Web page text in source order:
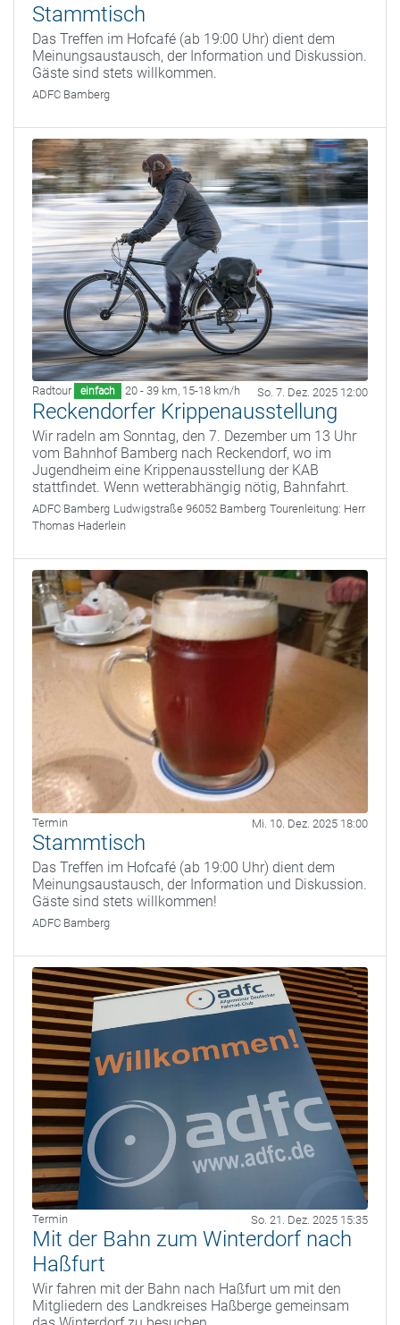
Stammtisch
Das Treffen im Hofcafé (ab 19:00 Uhr) dient dem
Meinungsaustausch, der Information und Diskussion.
Gäste sind stets willkommen.
ADFC Bamberg
Radtour einfach 20 - 39 km, 15-18 km/h So. 7. Dez. 2025 12:00
Reckendorfer Krippenausstellung
Wir radeln am Sonntag, den 7. Dezember um 13 Uhr
vom Bahnhof Bamberg nach Reckendorf, wo im
Jugendheim eine Krippenausstellung der KAB
stattfindet. Wenn wetterabhängig nötig, Bahnfahrt.
ADFC Bamberg Ludwigstraße 96052 Bamberg Tourenleitung: Herr
Thomas Haderlein
Termin Mi. 10. Dez. 2025 18:00
Stammtisch
Das Treffen im Hofcafé (ab 19:00 Uhr) dient dem
Meinungsaustausch, der Information und Diskussion.
Gäste sind stets willkommen!
ADFC Bamberg
Termin So. 21. Dez. 2025 15:35
Mit der Bahn zum Winterdorf nach
Haßfurt
Wir fahren mit der Bahn nach Haßfurt um mit den
Mitgliedern des Landkreises Haßberge gemeinsam